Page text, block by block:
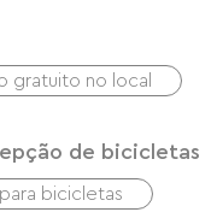
gratuito no local
de bicicletas
bicicletas